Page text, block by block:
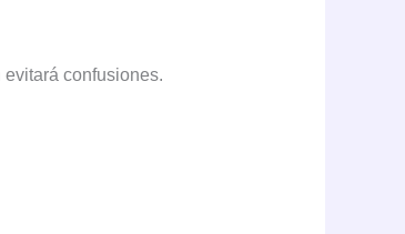
confusiones.